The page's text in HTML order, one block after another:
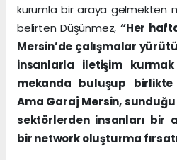
kurumla bir araya gelmekten
belirten Düşünmez, “Her
Mersin’de çalışmalar
insanlarla iletişim
mekanda buluşup
Ama Garaj Mersin,
sektörlerden insanları bir
bir network oluşturma